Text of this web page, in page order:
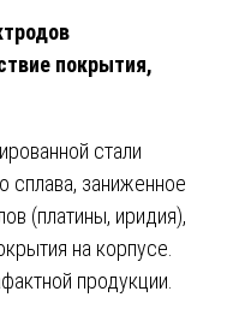
покрытия,
стали
сплава, заниженное
(платины, иридия),
на корпусе.
продукции.